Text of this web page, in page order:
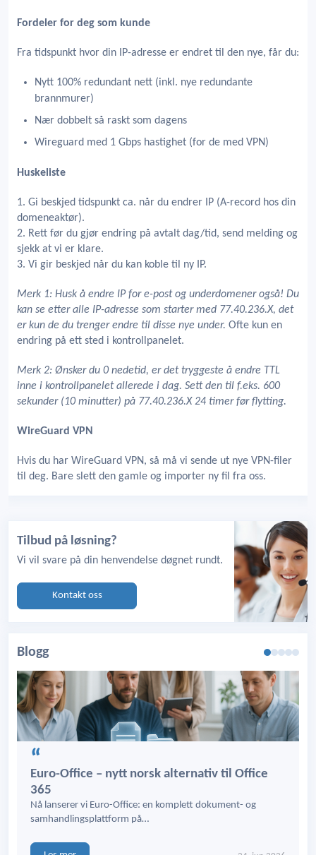
Fordeler for deg som kunde
Fra tidspunkt hvor din IP-adresse er endret til den nye, får du:
Nytt 100% redundant nett (inkl. nye redundante
brannmurer)
Nær dobbelt så raskt som dagens
Wireguard med 1 Gbps hastighet (for de med VPN)
Huskeliste
1. Gi beskjed tidspunkt ca. når du endrer IP (A-record hos din
domeneaktør).
2. Rett før du gjør endring på avtalt dag/tid, send melding og
sjekk at vi er klare.
3. Vi gir beskjed når du kan koble til ny IP.
Merk 1: Husk å endre IP for e-post og underdomener også! Du
kan se etter alle IP-adresse som starter med 77.40.236.X, det
er kun de du trenger endre til disse nye under. Ofte kun en
endring på ett sted i kontrollpanelet.
Merk 2: Ønsker du 0 nedetid, er det tryggeste å endre TTL
inne i kontrollpanelet allerede i dag. Sett den til f.eks. 600
sekunder (10 minutter) på 77.40.236.X 24 timer før flytting.
WireGuard VPN
Hvis du har WireGuard VPN, så må vi sende ut nye VPN-filer
til deg. Bare slett den gamle og importer ny fil fra oss.
Tilbud på løsning?
Vi vil svare på din henvendelse døgnet rundt.
Kontakt oss
Blogg
Euro-Office – nytt norsk alternativ til Office
365
Nå lanserer vi Euro-Office: en komplett dokument- og
samhandlingsplattform på…